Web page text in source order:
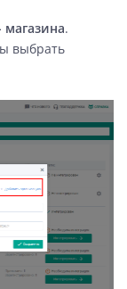
.
выбрать